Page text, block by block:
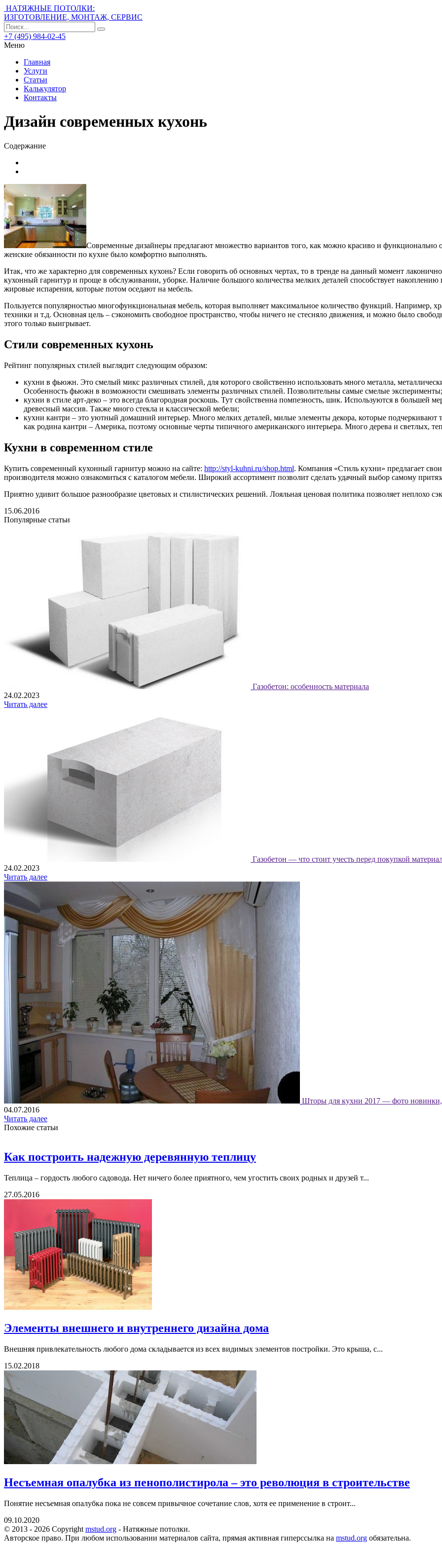
НАТЯЖНЫЕ ПОТОЛКИ:
ИЗГОТОВЛЕНИЕ, МОНТАЖ, СЕРВИС
+7 (495) 984-02-45
Меню
Главная
Услуги
Статьи
Калькулятор
Контакты
Дизайн современных кухонь
Содержание
Современные дизайнеры предлагают множество вариантов того, как можно красиво и функционально
женские обязанности по кухне было комфортно выполнять.
Итак, что же характерно для современных кухонь? Если говорить об основных чертах, то в тренде на данный момент
кухонный гарнитур и проще в обслуживании, уборке. Наличие большого количества мелких деталей способствует
жировые испарения, которые потом оседают на мебель.
Пользуется популярностью многофункциональная мебель, которая выполняет максимальное количество функций. Например,
техники и т.д. Основная цель – сэкономить свободное пространство, чтобы ничего не стесняло движения, и можно было
этого только выигрывает.
Стили современных кухонь
Рейтинг популярных стилей выглядит следующим образом:
кухни в фьюжн. Это смелый микс различных стилей, для которого свойственно использовать много металла,
Особенность фьюжн в возможности смешивать элементы различных стилей. Позволительны самые смелые эксперименты;
кухни в стиле арт-деко – это всегда благородная роскошь. Тут свойственна помпезность, шик. Используются в большей
древесный массив. Также много стекла и классической мебели;
кухни кантри – это уютный домашний интерьер. Много мелких деталей, милые элементы декора, которые подчеркивают
как родина кантри – Америка, поэтому основные черты типичного американского интерьера. Много дерева и светлых,
Кухни в современном стиле
Купить современный кухонный гарнитур можно на сайте: http://styl-kuhni.ru/shop.html. Компания «Стиль кухни» предлагает
производителя можно ознакомиться с каталогом мебели. Широкий ассортимент позволит сделать удачный выбор самому
Приятно удивит большое разнообразие цветовых и стилистических решений. Лояльная ценовая политика позволяет неплохо
15.06.2016
Популярные статьи
Газобетон: особенность материала
24.02.2023
Читать далее
Газобетон — что стоит учесть перед покупкой
24.02.2023
Читать далее
Шторы для кухни 2017 — фото новинки,
04.07.2016
Читать далее
Похожие статьи
Как построить надежную деревянную теплицу
Теплица – гордость любого садовода. Нет ничего более приятного, чем угостить своих родных и друзей т...
27.05.2016
Элементы внешнего и внутреннего дизайна дома
Внешняя привлекательность любого дома складывается из всех видимых элементов постройки. Это крыша, с...
15.02.2018
Несъемная опалубка из пенополистирола – это революция в строительстве
Понятие несъемная опалубка пока не совсем привычное сочетание слов, хотя ее применение в строит...
09.10.2020
© 2013 - 2026 Copyright mstud.org - Натяжные потолки.
Авторское право. При любом использовании материалов сайта, прямая активная гиперссылка на mstud.org обязательна.